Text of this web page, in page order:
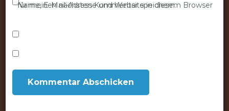
Name, E-Mail-Adresse und Website in diesem Browser für meinen nächsten Kommentar speichern.